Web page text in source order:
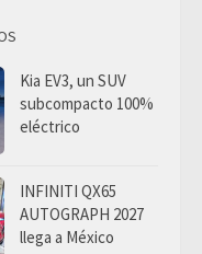
Kia EV3, un SUV
subcompacto 100%
eléctrico
INFINITI QX65
AUTOGRAPH 2027
llega a México